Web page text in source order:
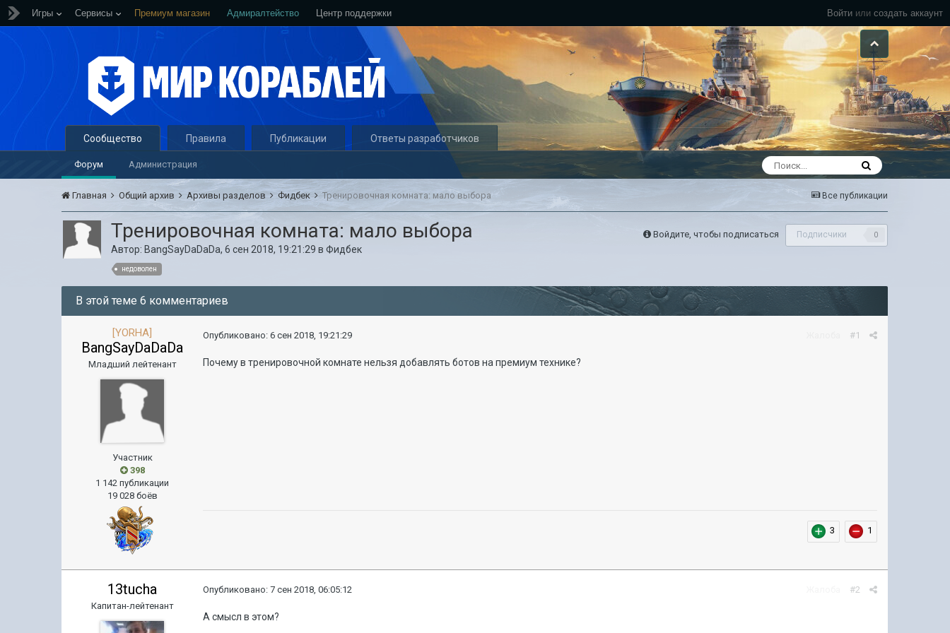
Войти или создать аккаунт
Игры Сервисы Премиум магазин Адмиралтейство Центр поддержки
Сообщество
Форум Администрация
Правила Публикации Ответы разработчиков
Все публикации
Главная Общий архив Архивы разделов Фидбек Тренировочная комната: мало выбора
Войдите, чтобы подписаться Подписчики 0
Тренировочная комната: мало выбора
Автор: BangSayDaDaDa,6 сен 2018, 19:21:29 вФидбек
недоволен
В этой теме 6 комментариев
[YORHA]
BangSayDaDaDa
Младший лейтенант
Участник
398
1 142 публикации
19 028 боёв
#1
Опубликовано:6 сен 2018, 19:21:29
Почему в тренировочной комнате нельзя добавлять ботов на премиум технике?
3 1
13tucha
Капитан-лейтенант
#2
Опубликовано:7 сен 2018, 06:05:12
А смысл в этом?